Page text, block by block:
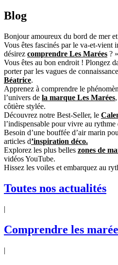
Blog
Bonjour amoureux du bord de mer
Vous êtes fascinés par le va-et-vient
désirez comprendre Les Marées ? »
Vous êtes au bon endroit ! Plongez
porter par les vagues de
Béatrice.
Apprenez à comprendre le
l’univers de la marque Les Marées,
côtière stylée.
Découvrez notre Best-Seller, le
l’indispensable pour vivre au rythme
Besoin d’une bouffée d’air marin
articles d’inspiration déco.
Explorez les plus belles zones de
vidéos YouTube.
Hissez les voiles et embarquez au
Toutes nos actualités
|
Comprendre les
|